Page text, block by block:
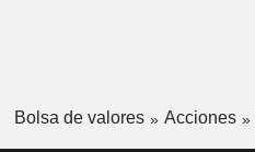
Bolsa de valores Acciones